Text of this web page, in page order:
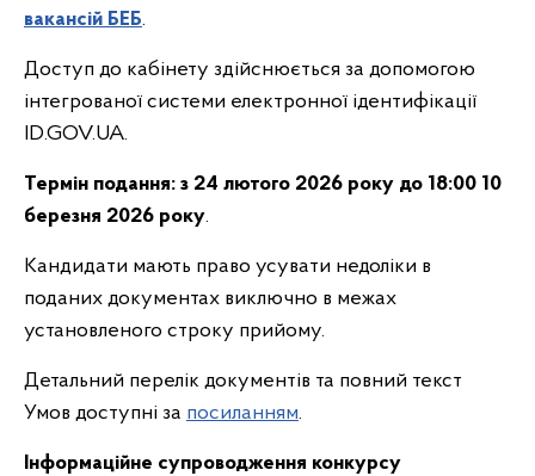
вакансій БЕБ.
Доступ до кабінету здійснюється за допомогою
інтегрованої системи електронної ідентифікації
ID.GOV.UA.
Термін подання: з 24 лютого 2026 року до 18:00 10
березня 2026 року.
Кандидати мають право усувати недоліки в
поданих документах виключно в межах
установленого строку прийому.
Детальний перелік документів та повний текст
Умов доступні за посиланням.
Інформаційне супроводження конкурсу